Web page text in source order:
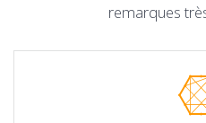
remarques